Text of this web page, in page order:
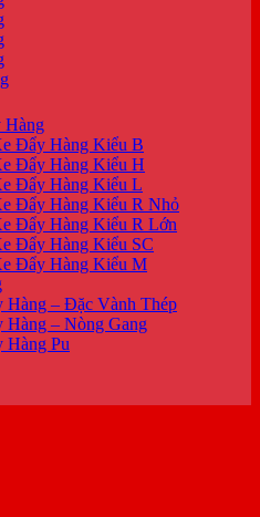
Hàng
Đẩy Hàng Kiểu B
Đẩy Hàng Kiểu H
Đẩy Hàng Kiểu L
Đẩy Hàng Kiểu R Nhỏ
Đẩy Hàng Kiểu R Lớn
Đẩy Hàng Kiểu SC
Đẩy Hàng Kiểu M
Hàng – Đặc Vành Thép
– Nòng Gang
Hàng Pu